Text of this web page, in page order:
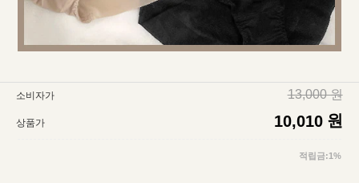
소비자가 13,000 원
상품가 10,010 원
적립금:1%